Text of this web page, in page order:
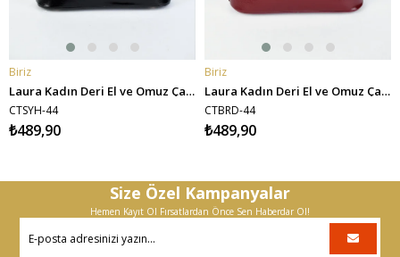
SEPETE EKLE
Biriz
Laura Kadın Deri El ve Omuz Çantası - Siyah
CTSYH-44
₺489,90
SEPETE EKLE
Biriz
Laura Kadın Deri El ve Omuz Çantası - Bordo
CTBRD-44
₺489,90
Size Özel Kampanyalar
Hemen Kayıt Ol Fırsatlardan Önce Sen Haberdar Ol!